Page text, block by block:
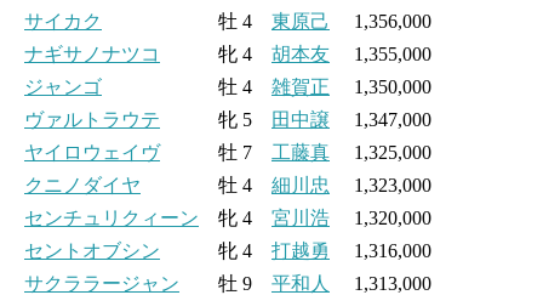
サイカク
牡 4 東原己
1,356,000
ナギサノナツコ
牝 4 胡本友 1,355,000
ジャンゴ 牡 4 雑賀正 1,350,000
ヴァルトラウテ 牝 5 田中譲 1,347,000
ヤイロウェイヴ牡 7 工藤真 1,325,000
クニノダイヤ 牡 4 細川忠
1,323,000
センチュリクィーン 牝 4 宮川浩 1,320,000
セントオブシン 牝 4 打越勇
1,316,000
サクララージャン 牡 9 平和人
1,313,000